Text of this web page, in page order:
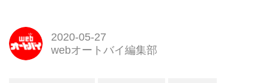
2020-05-27
webオートバイ編集部